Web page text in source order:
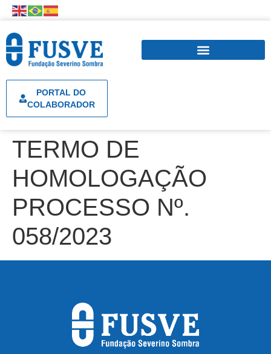
PORTAL DO
COLABORADOR
TERMO DE
HOMOLOGAÇÃO
PROCESSO Nº.
058/2023